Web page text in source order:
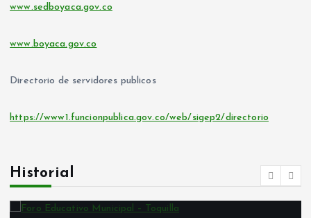
www.sedboyaca.gov.co
www.boyaca.gov.co
Directorio de servidores publicos
https://www1.funcionpublica.gov.co/web/sigep2/directorio
Historial